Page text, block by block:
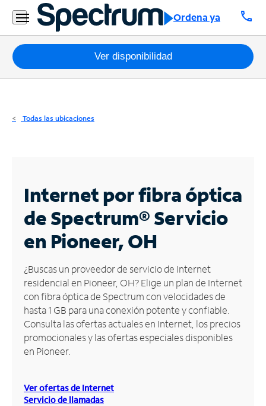
Ordena ya call
Residencial
Business
Paquetes
Internet
Business
Contáctanos
Inglés
Administrar
cuenta
Encuentra
una
tienda
Ver disponibilidad
Todas las ubicaciones
Internet por fibra óptica
de Spectrum®Servicio
en Pioneer, OH
¿Buscas un proveedor de servicio de Internet
residencial en Pioneer, OH? Elige un plan de Internet
con fibra óptica de Spectrum con velocidades de
hasta 1 GB para una conexión potente y confiable.
Consulta las ofertas actuales en Internet, los precios
promocionales y las ofertas especiales disponibles
en Pioneer.
Ver ofertas de Internet
Servicio de llamadas